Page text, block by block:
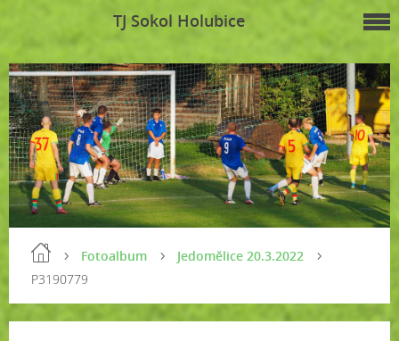
TJ Sokol Holubice
Fotoalbum
Jedomělice 20.3.2022
P3190779